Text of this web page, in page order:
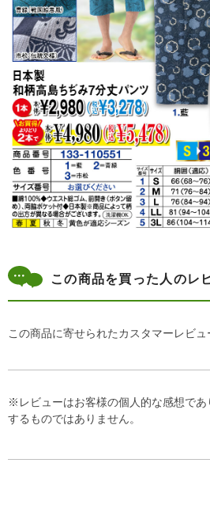
この商品を買った人のレ
この商品に寄せられたカスタマーレビュ
※レビューはお客様の個人的な感想で
するものではありません。